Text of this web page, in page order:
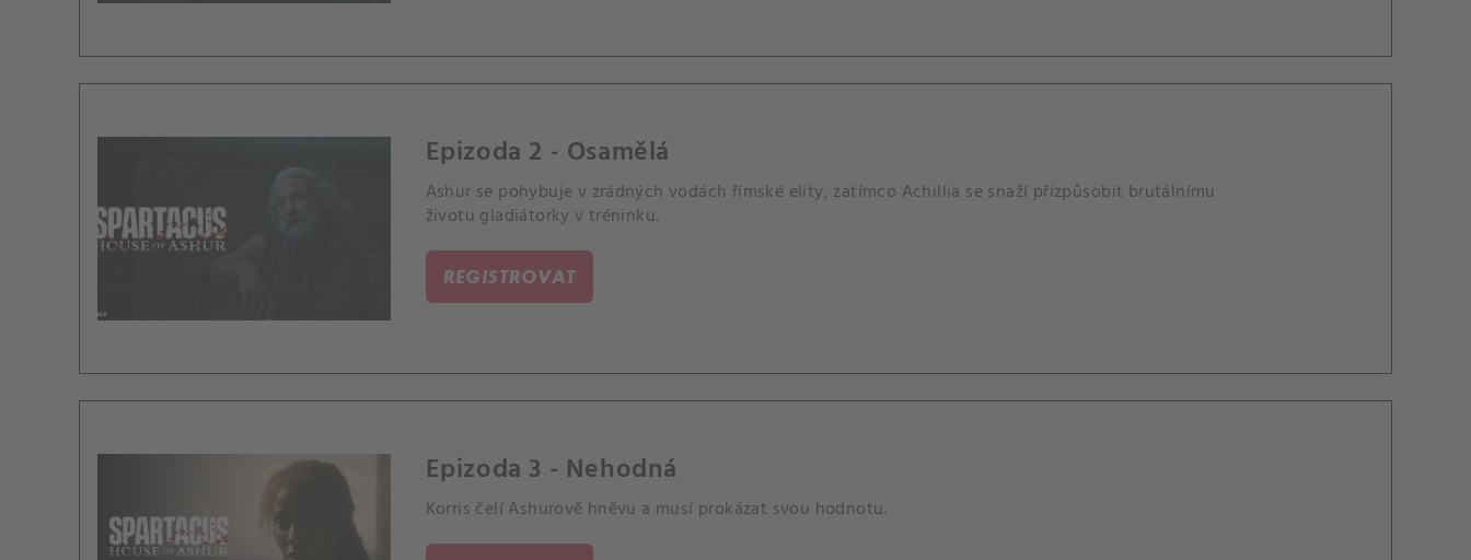
Epizoda 2 - Osamělá
Ashur se pohybuje v zrádných vodách římské elity, zatímco Achillia se snaží přizpůsobit brutálnímu
životu gladiátorky v tréninku.
REGISTROVAT
Epizoda 3 - Nehodná
Korris čelí Ashurově hněvu a musí prokázat svou hodnotu.